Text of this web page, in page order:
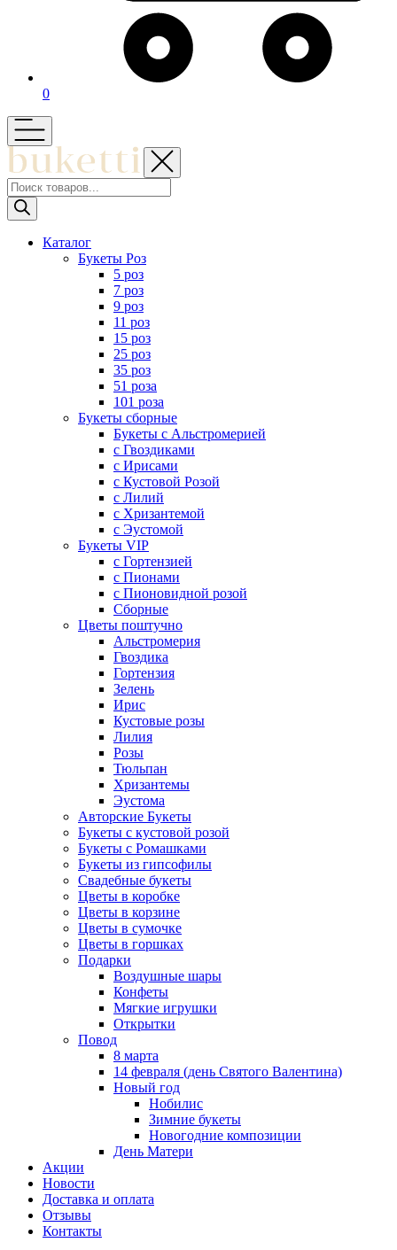
0
Поиск
товаров
Каталог
Букеты Роз
5 роз
7 роз
9 роз
11 роз
15 роз
25 роз
35 роз
51 роза
101 роза
Букеты сборные
Букеты с Альстромерией
с Гвоздиками
с Ирисами
с Кустовой Розой
с Лилий
с Хризантемой
с Эустомой
Букеты VIP
с Гортензией
с Пионами
с Пионовидной розой
Сборные
Цветы поштучно
Альстромерия
Гвоздика
Гортензия
Зелень
Ирис
Кустовые розы
Лилия
Розы
Тюльпан
Хризантемы
Эустома
Авторские Букеты
Букеты с кустовой розой
Букеты с Ромашками
Букеты из гипсофилы
Свадебные букеты
Цветы в коробке
Цветы в корзине
Цветы в сумочке
Цветы в горшках
Подарки
Воздушные шары
Конфеты
Мягкие игрушки
Открытки
Повод
8 марта
14 февраля (день Святого Валентина)
Новый год
Нобилис
Зимние букеты
Новогодние композиции
День Матери
Акции
Новости
Доставка и оплата
Отзывы
Контакты